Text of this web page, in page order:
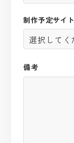
制作予定サイト
備考